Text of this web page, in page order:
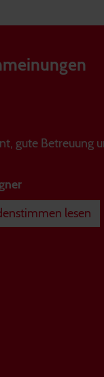
gute Betreuung
lesen